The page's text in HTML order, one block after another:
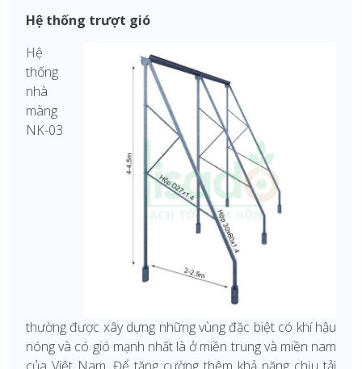
Hệ thống trượt gió
Hệ
thống
nhà
màng
NK-03
thường được xây dựng những vùng đặc biệt có khí hậu
nóng và có gió mạnh nhất là ở miền trung và miền nam